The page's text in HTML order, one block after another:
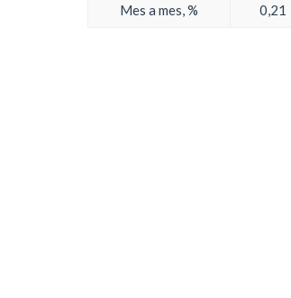
Mes a mes, % 0,21